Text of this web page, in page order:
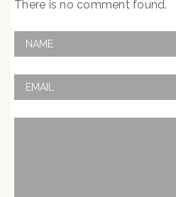
There is no comment found.